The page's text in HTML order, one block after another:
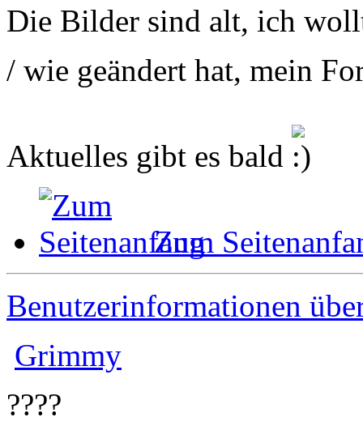
Die Bilder sind alt, ich
/ wie geändert hat, mein
Aktuelles gibt es bald
Zum
Benutzerinformationen
Grimmy
????